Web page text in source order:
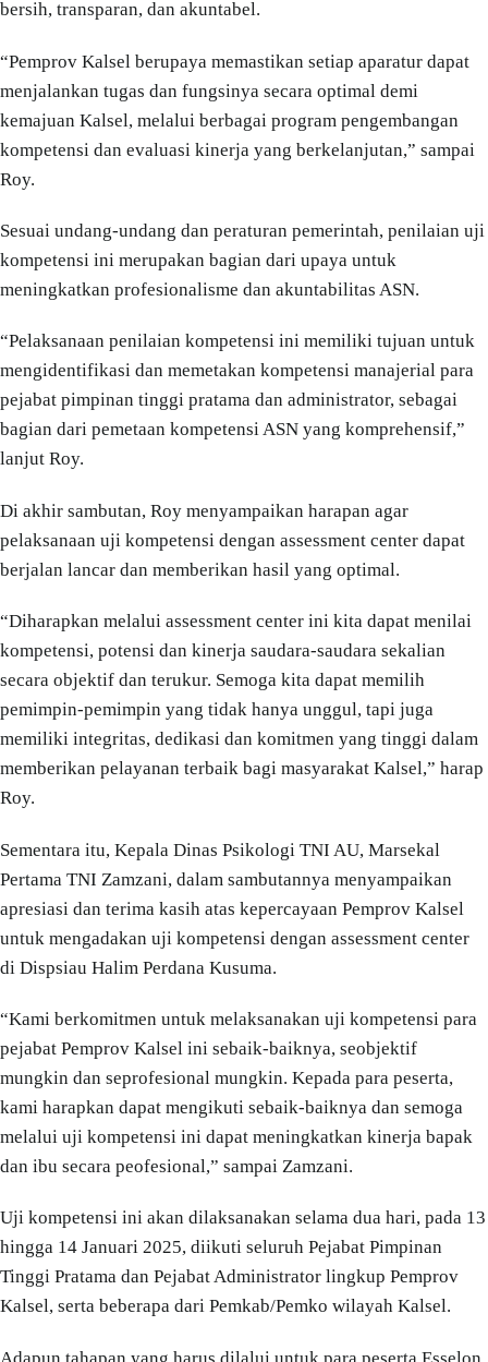
bersih, transparan, dan akuntabel.
“Pemprov Kalsel berupaya memastikan setiap aparatur dapat
menjalankan tugas dan fungsinya secara optimal demi
kemajuan Kalsel, melalui berbagai program pengembangan
kompetensi dan evaluasi kinerja yang berkelanjutan,” sampai
Roy.
Sesuai undang-undang dan peraturan pemerintah, penilaian uji
kompetensi ini merupakan bagian dari upaya untuk
meningkatkan profesionalisme dan akuntabilitas ASN.
“Pelaksanaan penilaian kompetensi ini memiliki tujuan untuk
mengidentifikasi dan memetakan kompetensi manajerial para
pejabat pimpinan tinggi pratama dan administrator, sebagai
bagian dari pemetaan kompetensi ASN yang komprehensif,”
lanjut Roy.
Di akhir sambutan, Roy menyampaikan harapan agar
pelaksanaan uji kompetensi dengan assessment center dapat
berjalan lancar dan memberikan hasil yang optimal.
“Diharapkan melalui assessment center ini kita dapat menilai
kompetensi, potensi dan kinerja saudara-saudara sekalian
secara objektif dan terukur. Semoga kita dapat memilih
pemimpin-pemimpin yang tidak hanya unggul, tapi juga
memiliki integritas, dedikasi dan komitmen yang tinggi dalam
memberikan pelayanan terbaik bagi masyarakat Kalsel,” harap
Roy.
Sementara itu, Kepala Dinas Psikologi TNI AU, Marsekal
Pertama TNI Zamzani, dalam sambutannya menyampaikan
apresiasi dan terima kasih atas kepercayaan Pemprov Kalsel
untuk mengadakan uji kompetensi dengan assessment center
di Dispsiau Halim Perdana Kusuma.
“Kami berkomitmen untuk melaksanakan uji kompetensi para
pejabat Pemprov Kalsel ini sebaik-baiknya, seobjektif
mungkin dan seprofesional mungkin. Kepada para peserta,
kami harapkan dapat mengikuti sebaik-baiknya dan semoga
melalui uji kompetensi ini dapat meningkatkan kinerja bapak
dan ibu secara peofesional,” sampai Zamzani.
Uji kompetensi ini akan dilaksanakan selama dua hari, pada 13
hingga 14 Januari 2025, diikuti seluruh Pejabat Pimpinan
Tinggi Pratama dan Pejabat Administrator lingkup Pemprov
Kalsel, serta beberapa dari Pemkab/Pemko wilayah Kalsel.
Adapun tahapan yang harus dilalui untuk para peserta Esselon